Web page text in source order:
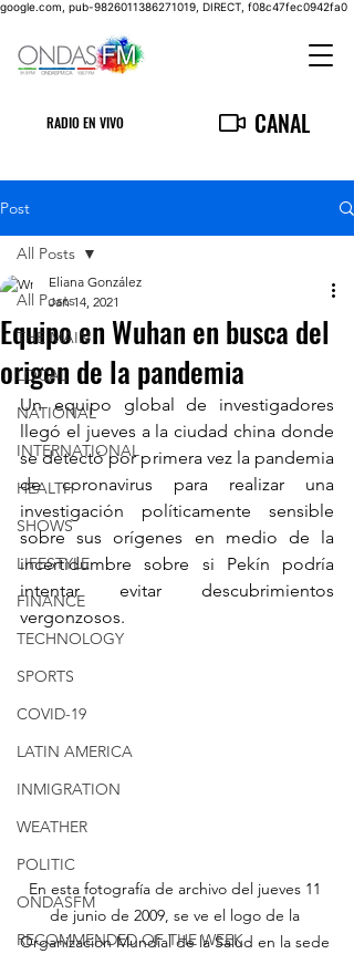
google.com, pub-9826011386271019, DIRECT, f08c47fec0942fa0
RADIO EN VIVO CANAL
Post
All Posts
THE MAIN
LOCAL
NATIONAL
INTERNATIONAL
HEALTH
SHOWS
LIFESTYLE
FINANCE
TECHNOLOGY
SPORTS
COVID-19
LATIN AMERICA
INMIGRATION
WEATHER
POLITIC
ONDASFM
RECOMMENDED OF THE WEEK
All Posts
Equipo en Wuhan en busca del
origen de la pandemia
Eliana González
Jan 14, 2021
Un equipo global de investigadores
llegó el jueves a la ciudad china donde
se detectó por primera vez la pandemia
de coronavirus para realizar una
investigación políticamente sensible
sobre sus orígenes en medio de la
incertidumbre sobre si Pekín podría
intentar evitar descubrimientos
vergonzosos.
En esta fotografía de archivo del jueves 11
de junio de 2009, se ve el logo de la
Organización Mundial de la Salud en la sede